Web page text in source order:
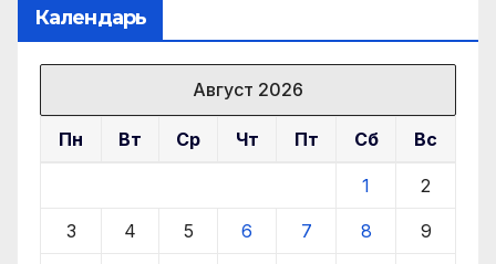
Календарь
Август 2026
Пн Вт Ср Чт Пт Сб Вс
1 2
3 4 5 6 7 8 9